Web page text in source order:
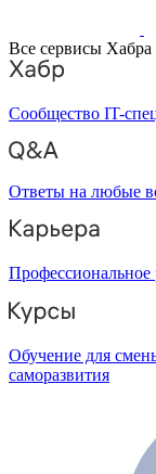
Все сервисы Хабра
Сообщество IT-
Ответы на любые
Профессиональное
Обучение для
саморазвития